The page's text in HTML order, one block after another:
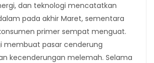
dan teknologi mencatatkan
pada akhir Maret, sementara
primer sempat menguat.
membuat pasar cenderung
kecenderungan melemah. Selama